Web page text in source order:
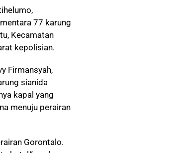
77 karung
Kecamatan
kepolisian.
Firmansyah,
sianida
kapal yang
menuju perairan
Gorontalo.